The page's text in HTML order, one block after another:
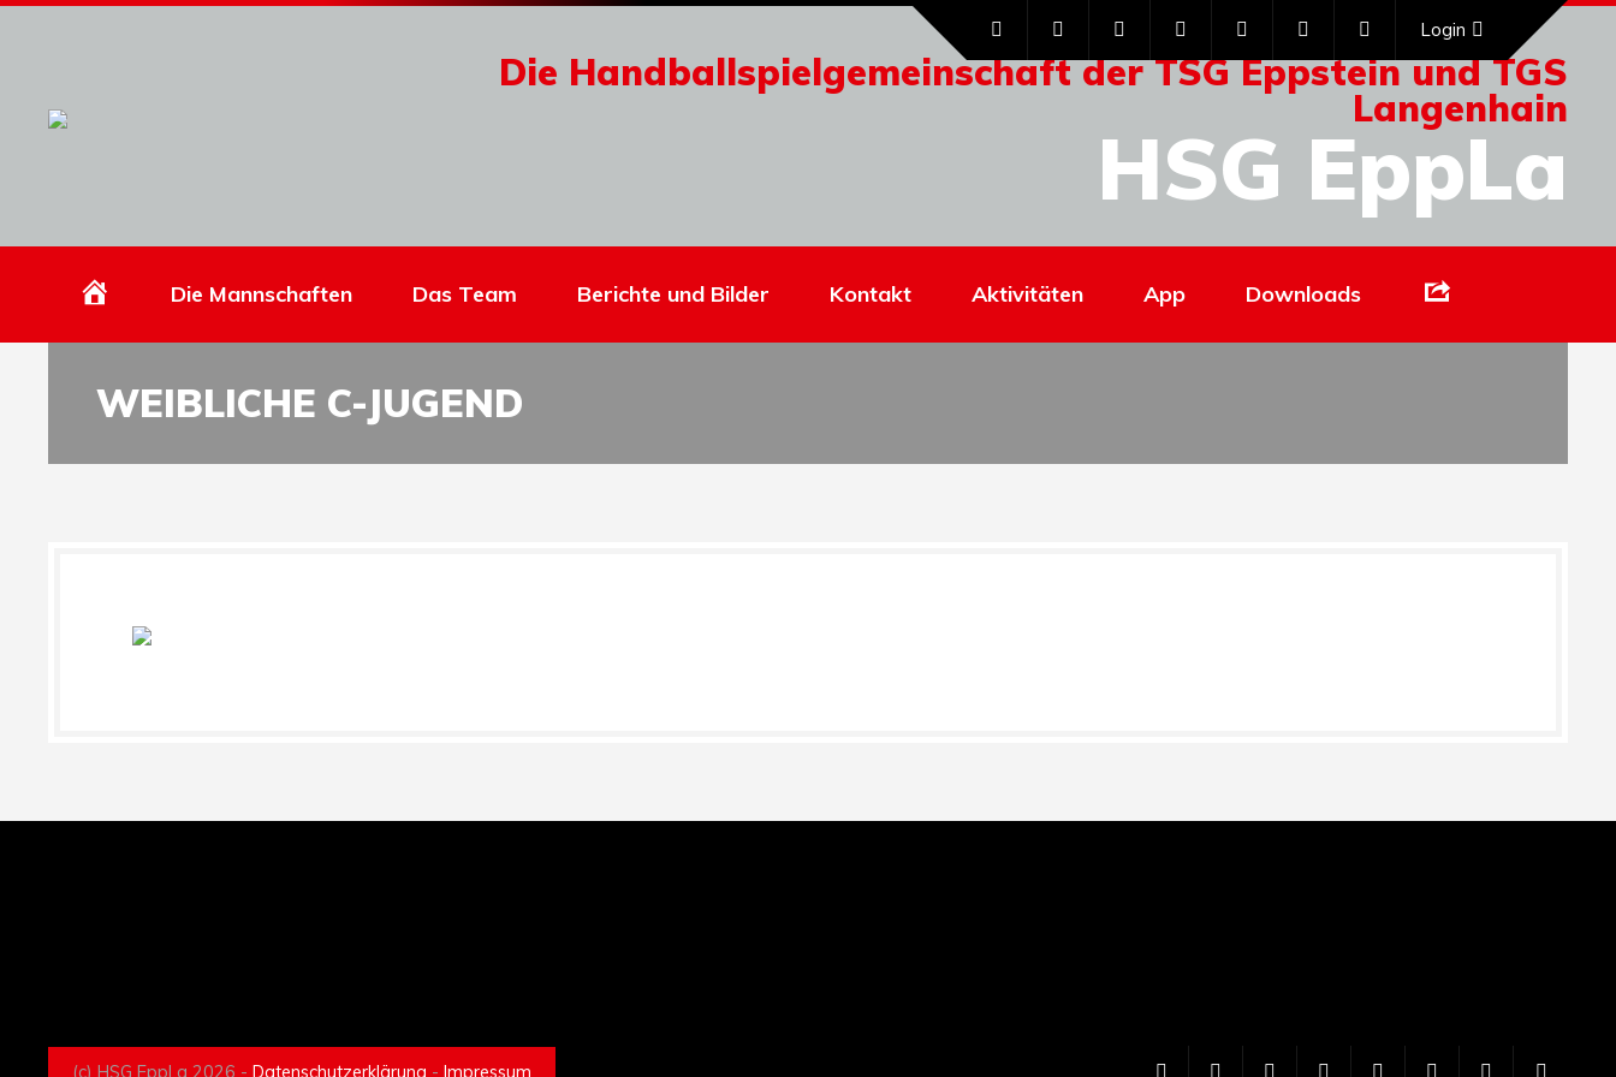
Die Handballspielgemeinschaft der TSG Eppstein und TGS
Langenhain
HSG EppLa
Login
HomepageDie Mannschaften Das Team Berichte und Bilder Kontakt Aktivitäten App Downloads
WEIBLICHE C-JUGEND
(c) HSG EppLa 2026 - Datenschutzerklärung - Impressum